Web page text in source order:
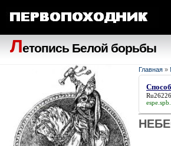
Летопись Белой борьбы
Главная »